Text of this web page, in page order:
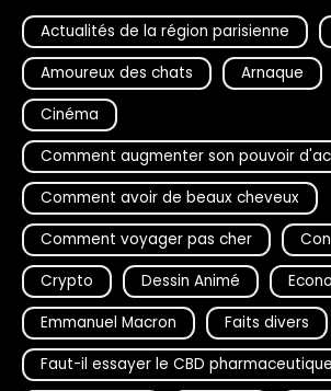
Actualités de la région parisienne
Amoureux des chats
Arnaque
Cinéma
Comment augmenter son pouvoir
Comment avoir de beaux cheveux
Comment voyager pas cher
Crypto
Dessin Animé
Emmanuel Macron
Faits divers
Faut-il essayer le CBD pharmaceutique